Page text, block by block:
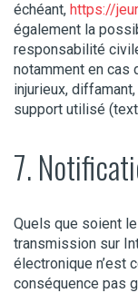
échéant, https://
également la
responsabilité
notamment en cas
injurieux,
support utilisé
7.
Quels que soient
transmission sur
électronique n’est
conséquence pas